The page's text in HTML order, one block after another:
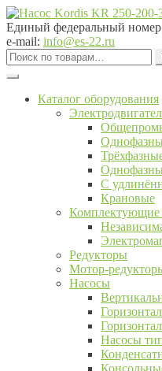
Перейти
к
навигации
Перейти
к
содержимому
Единый федеральный
e-mail: info@es-22.ru
Искать:
Каталог оборудования
С
Крановые
Комплектующие
Редукторы
Мотор-
Насосы
Насосы